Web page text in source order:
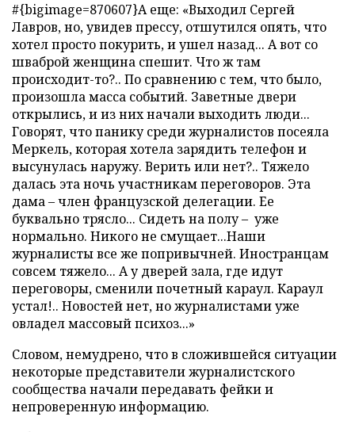
#{bigimage=870607}А еще: «Выходил Сергей
Лавров, но, увидев прессу, отшутился опять, что
хотел просто покурить, и ушел назад... А вот со
шваброй женщина спешит. Что ж там
происходит-то?.. По сравнению с тем, что было,
произошла масса событий. Заветные двери
открылись, и из них начали выходить люди...
Говорят, что панику среди журналистов посеяла
Меркель, которая хотела зарядить телефон и
высунулась наружу. Верить или нет?.. Тяжело
далась эта ночь участникам переговоров. Эта
дама – член французской делегации. Ее
буквально трясло... Сидеть на полу – уже
нормально. Никого не смущает...Наши
журналисты все же попривычней. Иностранцам
совсем тяжело... А у дверей зала, где идут
переговоры, сменили почетный караул. Караул
устал!.. Новостей нет, но журналистами уже
овладел массовый психоз...»
Словом, немудрено, что в сложившейся ситуации
некоторые представители журналистского
сообщества начали передавать фейки и
непроверенную информацию.